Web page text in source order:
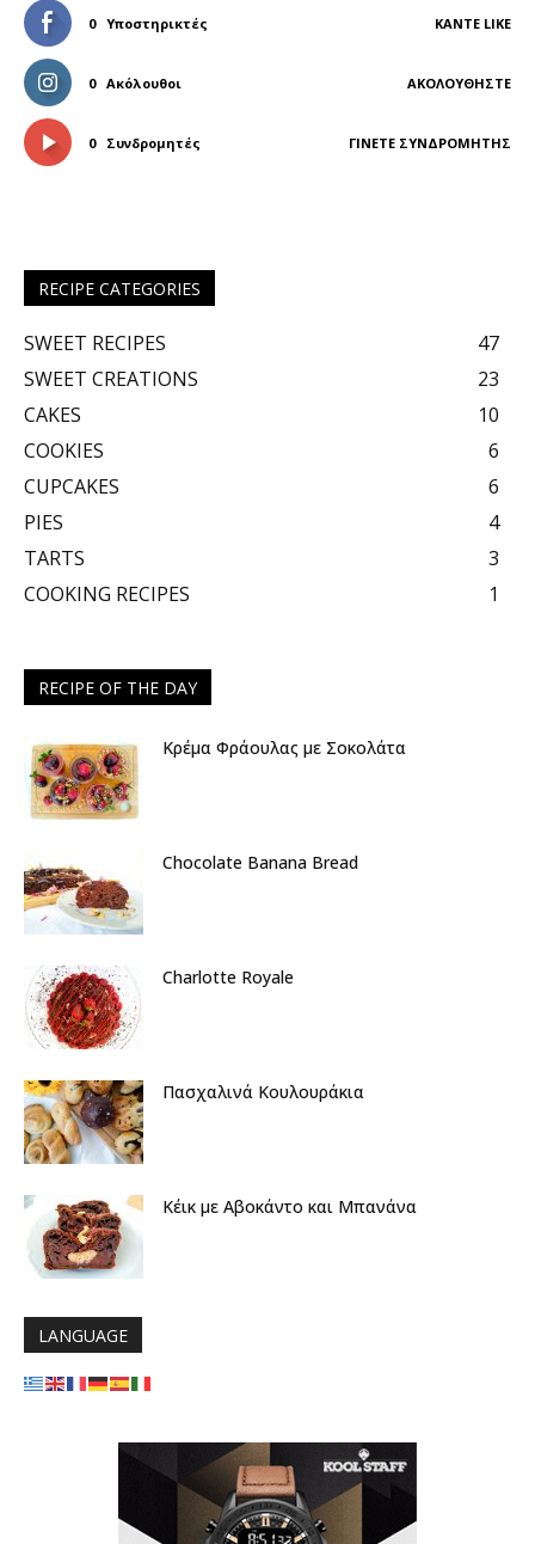
0 Υποστηρικτές ΚΆΝΤΕ LIKE
0 Ακόλουθοι ΑΚΟΛΟΥΘΉΣΤΕ
0 Συνδρομητές ΓΊΝΕΤΕ ΣΥΝΔΡΟΜΗΤΉΣ
RECIPE CATEGORIES
SWEET RECIPES
47
SWEET CREATIONS
23
CAKES
10
COOKIES
6
CUPCAKES
6
PIES
4
TARTS
3
COOKING RECIPES
1
RECIPE OF THE DAY
Κρέμα Φράουλας με Σοκολάτα
Chocolate Banana Bread
Charlotte Royale
Πασχαλινά Κουλουράκια
Κέικ με Αβοκάντο και Μπανάνα
LANGUAGE